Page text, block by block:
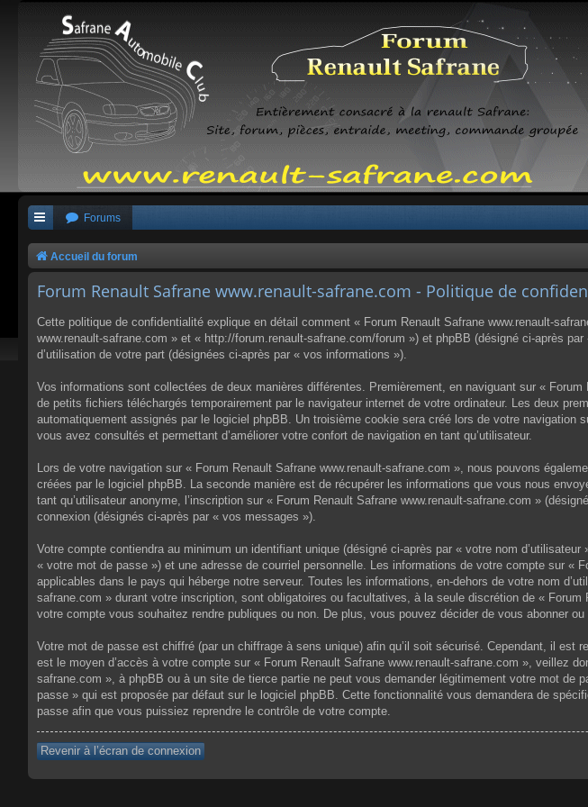
Forums
Accueil du forum
Forum Renault Safrane www.renault-safrane.com - Politique de
Cette politique de confidentialité explique en détail comment « Forum Renault Safrane www.renault-
www.renault-safrane.com » et « http://forum.renault-safrane.com/forum ») et phpBB (désigné ci-après
d’utilisation de votre part (désignées ci-après par « vos informations »).
Vos informations sont collectées de deux manières différentes. Premièrement, en naviguant sur «
de petits fichiers téléchargés temporairement par le navigateur internet de votre ordinateur. Les deux
automatiquement assignés par le logiciel phpBB. Un troisième cookie sera créé lors de votre
vous avez consultés et permettant d’améliorer votre confort de navigation en tant qu’utilisateur.
Lors de votre navigation sur « Forum Renault Safrane www.renault-safrane.com », nous pouvons
créées par le logiciel phpBB. La seconde manière est de récupérer les informations que vous nous
tant qu’utilisateur anonyme, l’inscription sur « Forum Renault Safrane www.renault-safrane.com »
connexion (désignés ci-après par « vos messages »).
Votre compte contiendra au minimum un identifiant unique (désigné ci-après par « votre nom
« votre mot de passe ») et une adresse de courriel personnelle. Les informations de votre compte sur «
applicables dans le pays qui héberge notre serveur. Toutes les informations, en-dehors de votre nom
safrane.com » durant votre inscription, sont obligatoires ou facultatives, à la seule discrétion de «
votre compte vous souhaitez rendre publiques ou non. De plus, vous pouvez décider de vous abonner
Votre mot de passe est chiffré (par un chiffrage à sens unique) afin qu’il soit sécurisé. Cependant, il
est le moyen d’accès à votre compte sur « Forum Renault Safrane www.renault-safrane.com », veillez
safrane.com », à phpBB ou à un site de tierce partie ne peut vous demander légitimement votre mot
passe » qui est proposée par défaut sur le logiciel phpBB. Cette fonctionnalité vous demandera de
passe afin que vous puissiez reprendre le contrôle de votre compte.
Revenir à l’écran de connexion